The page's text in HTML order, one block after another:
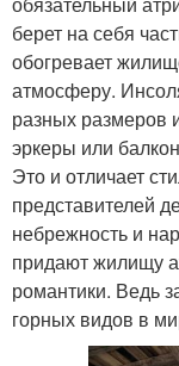
берет на себя
обогревает
атмосферу.
разных размеров
эркеры или
Это и отличает
представителей
небрежность и
придают жилищу
романтики. Ведь
горных видов в